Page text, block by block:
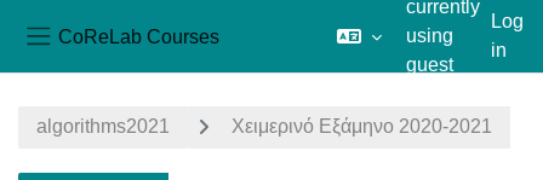
CoReLab Courses
currently
using
guest
Log
in
algorithms2021 Χειμερινό Εξάμηνο 2020-2021